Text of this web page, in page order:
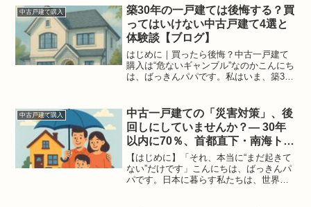
をしていた当初、「これ、普通の中古住
宅と何が違うんだろ...
中古戸建て購入
築30年の一戸建ては後悔する？買
ってはいけない中古戸建て4選と
体験談【ブログ】
はじめに｜買ったら後悔？中古一戸建て
購入は“危ないギャンブル”なのかこんにち
は、ばっきんパパです。私はいま、築30
ら言えば、この家を買ったことを、心か
ら「よかった」...
中古戸建て購入
中古一戸建ての「災害対策」、後
回しにしていませんか？― 30年
以内に70％、首都直下・南海トラ
フ地震の現実 ―
【はじめに】「それ、本当に“まだ起きて
ない”だけです」こんにちは、ばっきんパ
パです。日本に暮らす私たちは、世界で